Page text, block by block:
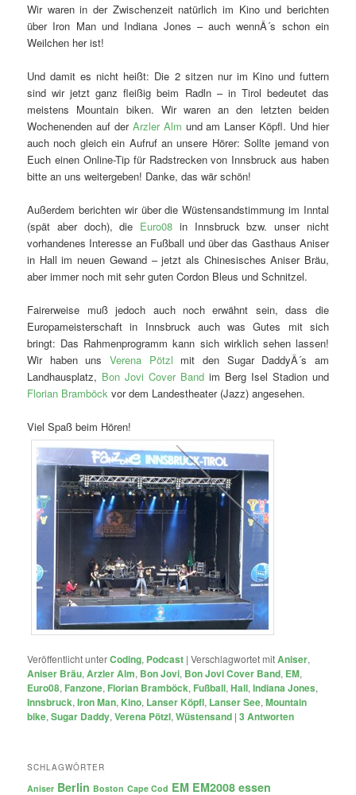
Wir waren in der Zwischenzeit natürlich im Kino und berichten
über Iron Man und Indiana Jones – auch wennÂ´s schon ein
Weilchen her ist!
Und damit es nicht heißt: Die 2 sitzen nur im Kino und futtern
sind wir jetzt ganz fleißig beim Radln – in Tirol bedeutet das
meistens Mountain biken. Wir waren an den letzten beiden
Wochenenden auf der Arzler Alm und am Lanser Köpfl. Und hier
auch noch gleich ein Aufruf an unsere Hörer: Sollte jemand von
Euch einen Online-Tip für Radstrecken von Innsbruck aus haben
bitte an uns weitergeben! Danke, das wär schön!
Außerdem berichten wir über die Wüstensandstimmung im Inntal
(spät aber doch), die Euro08 in Innsbruck bzw. unser nicht
vorhandenes Interesse an Fußball und über das Gasthaus Aniser
in Hall im neuen Gewand – jetzt als Chinesisches Aniser Bräu,
aber immer noch mit sehr guten Cordon Bleus und Schnitzel.
Fairerweise muß jedoch auch noch erwähnt sein, dass die
Europameisterschaft in Innsbruck auch was Gutes mit sich
bringt: Das Rahmenprogramm kann sich wirklich sehen lassen!
Wir haben unsVerena Pötzl mit den Sugar DaddyÂ´s am
Landhausplatz, Bon Jovi Cover Band im Berg Isel Stadion und
Florian Bramböck vor dem Landestheater (Jazz) angesehen.
Viel Spaß beim Hören!
Veröffentlicht unterCoding, Podcast |Verschlagwortet mitAniser,
Aniser Bräu,Arzler Alm, Bon Jovi, Bon Jovi Cover Band, EM,
Euro08, Fanzone, Florian Bramböck, Fußball,Hall,Indiana Jones,
Innsbruck,Iron Man, Kino, Lanser Köpfl, Lanser See,Mountain
bike,Sugar Daddy,Verena Pötzl,Wüstensand |3 Antworten
SCHLAGWÖRTER
Aniser Berlin Boston Cape Cod EM EM2008 essen